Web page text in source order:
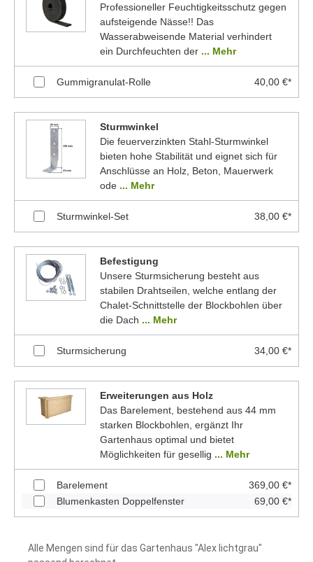
Professioneller Feuchtigkeitsschutz gegen
aufsteigende Nässe!! Das
Wasserabweisende Material verhindert
ein Durchfeuchten der ... Mehr
Gummigranulat-Rolle 40,00 €*
Sturmwinkel
Die feuerverzinkten Stahl-Sturmwinkel
bieten hohe Stabilität und eignet sich für
Anschlüsse an Holz, Beton, Mauerwerk
ode ... Mehr
Sturmwinkel-Set 38,00 €*
Befestigung
Unsere Sturmsicherung besteht aus
stabilen Drahtseilen, welche entlang der
Chalet-Schnittstelle der Blockbohlen über
die Dach ... Mehr
Sturmsicherung 34,00 €*
Erweiterungen aus Holz
Das Barelement, bestehend aus 44 mm
starken Blockbohlen, ergänzt Ihr
Gartenhaus optimal und bietet
Möglichkeiten für gesellig ... Mehr
Barelement
369,00 €*
Blumenkasten Doppelfenster
69,00 €*
Alle Mengen sind für das Gartenhaus "Alex lichtgrau"